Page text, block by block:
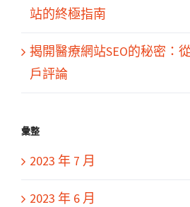
站的終極指南
揭開醫療網站SEO的秘密：
戶評論
彙整
2023 年 7 月
2023 年 6 月